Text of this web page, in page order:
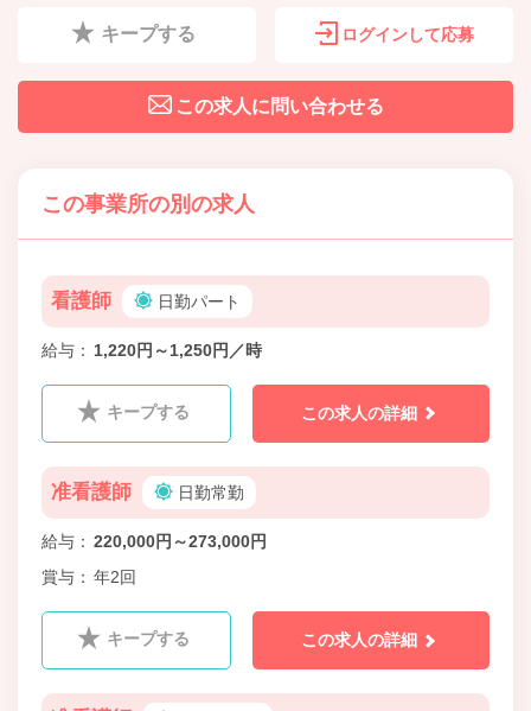
キープする ログインして応募
この求人に問い合わせる
この事業所の別の求人
看護師 日勤パート
給与 1,220円～1,250円／時
キープする この求人の詳細
准看護師 日勤常勤
給与
220,000円～273,000円
賞与
年2回
キープする この求人の詳細